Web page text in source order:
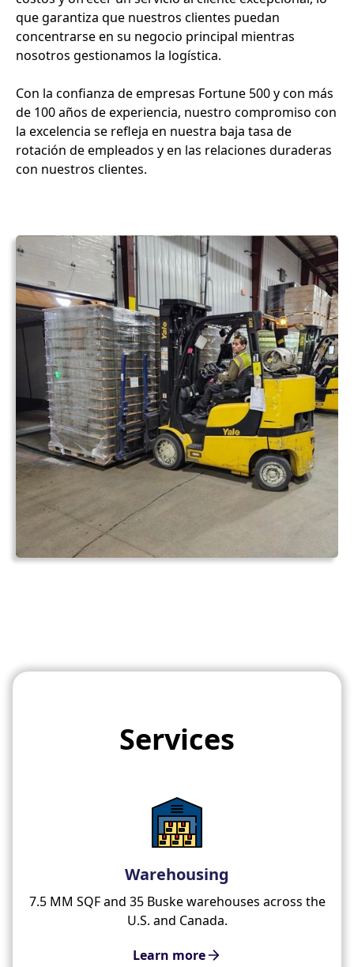
que garantiza que nuestros clientes puedan
concentrarse en su negocio principal mientras
nosotros gestionamos la logística.
Con la confianza de empresas Fortune 500 y con más
de 100 años de experiencia, nuestro compromiso con
la excelencia se refleja en nuestra baja tasa de
rotación de empleados y en las relaciones duraderas
con nuestros clientes.
Services
Warehousing
7.5 MM SQF and 35 Buske warehouses across the
U.S. and Canada.
Learn more